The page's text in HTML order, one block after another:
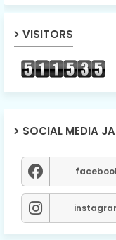
VISITORS
SOCIAL MEDIA